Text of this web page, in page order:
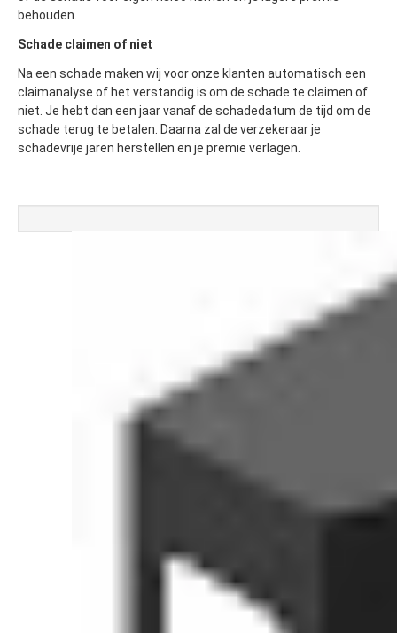
behouden.
Schade claimen of niet
Na een schade maken wij voor onze klanten automatisch een
claimanalyse of het verstandig is om de schade te claimen of
niet. Je hebt dan een jaar vanaf de schadedatum de tijd om de
schade terug te betalen. Daarna zal de verzekeraar je
schadevrije jaren herstellen en je premie verlagen.